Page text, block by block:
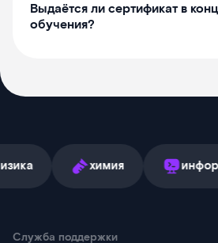
Выдаётся ли сертификат в
обучения?
химия
Служба поддержки